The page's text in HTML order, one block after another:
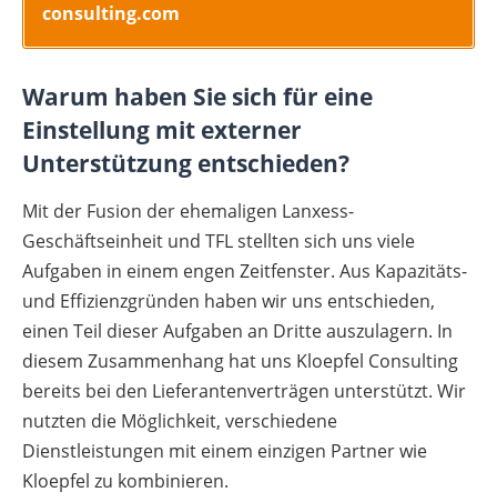
consulting.com
Warum haben Sie sich für eine
Einstellung mit externer
Unterstützung entschieden?
Mit der Fusion der ehemaligen Lanxess-
Geschäftseinheit und TFL stellten sich uns viele
Aufgaben in einem engen Zeitfenster. Aus Kapazitäts-
und Effizienzgründen haben wir uns entschieden,
einen Teil dieser Aufgaben an Dritte auszulagern. In
diesem Zusammenhang hat uns Kloepfel Consulting
bereits bei den Lieferantenverträgen unterstützt. Wir
nutzten die Möglichkeit, verschiedene
Dienstleistungen mit einem einzigen Partner wie
Kloepfel zu kombinieren.